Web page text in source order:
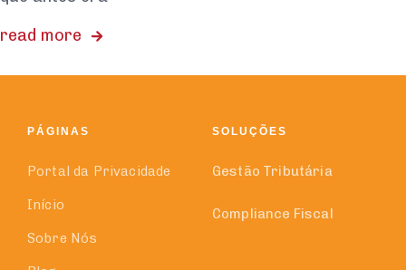
read more
PÁGINAS
Portal da Privacidade
Início
Sobre Nós
SOLUÇÕES
Gestão Tributária
Compliance Fiscal